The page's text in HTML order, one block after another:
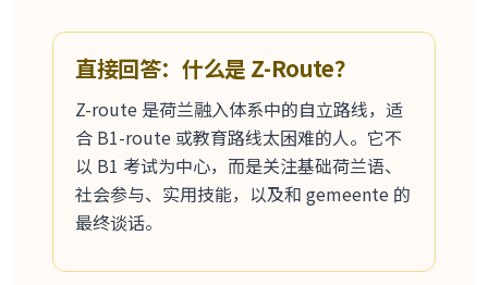
直接回答：什么是 Z-Route？
Z-route 是荷兰融入体系中的自立路线，适
合 B1-route 或教育路线太困难的人。它不
以 B1 考试为中心，而是关注基础荷兰语、
社会参与、实用技能，以及和 gemeente 的
最终谈话。